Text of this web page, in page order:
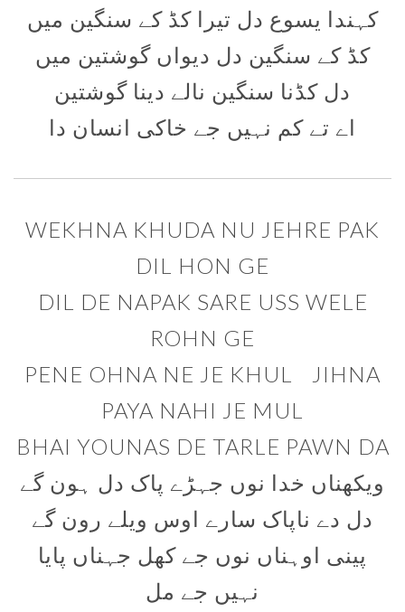
کہندا یسوع دل تیرا کڈ کے سنگین میں
کڈ کے سنگین دل دیواں گوشتین میں
دل کڈنا سنگین نالے دینا گوشتین
اے تے کم نہیں جے خاکی انسان دا
WEKHNA KHUDA NU JEHRE PAK
DIL HON GE
DIL DE NAPAK SARE USS WELE
ROHN GE
PENE OHNA NE JE KHUL JIHNA
PAYA NAHI JE MUL
BHAI YOUNAS DE TARLE PAWN DA
ویکھناں خدا نوں جہڑے پاک دل ہون گے
دل دے ناپاک سارے اوس ویلے رون گے
پینی اوہناں نوں جے کھل جہناں پایا
نہیں جے مل